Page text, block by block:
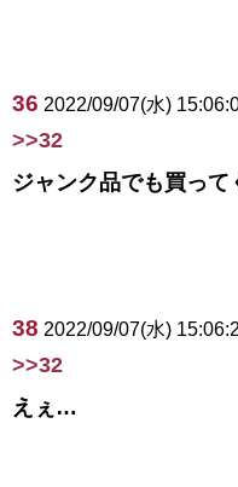
36 2022/09/07(水)
>>32
ジャンク品でも買って
38 2022/09/07(水)
>>32
えぇ…